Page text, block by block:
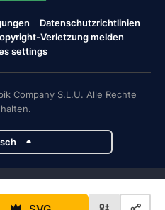
Datenschutzrichtlinien
Verletzung melden
settings
Company S.L.U. Alle Rechte